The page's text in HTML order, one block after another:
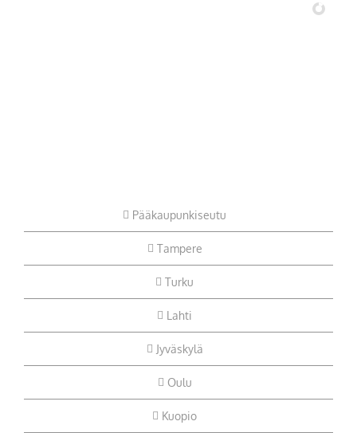
Pääkaupunkiseutu
Tampere
Turku
Lahti
Jyväskylä
Oulu
Kuopio